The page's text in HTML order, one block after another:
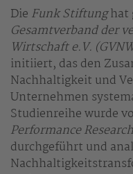
Die Funk Stiftunghat
Gesamtverband der
Wirtschaft e.V.
initiiert, das den
Nachhaltigkeit und
Unternehmen
Studienreihe wurde
Performance
durchgeführt und